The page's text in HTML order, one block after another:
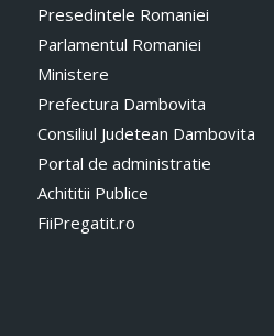
Presedintele Romaniei
Parlamentul Romaniei
Ministere
Prefectura Dambovita
Consiliul Judetean Dambovita
Portal de administratie
Achititii Publice
FiiPregatit.ro